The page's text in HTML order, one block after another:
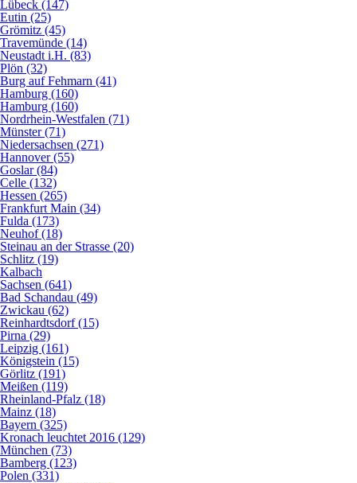
Lübeck (147)
Eutin (25)
Grömitz (45)
Travemünde (14)
Neustadt i.H. (83)
Plön (32)
Burg auf Fehmarn (41)
Hamburg (160)
Hamburg (160)
Nordrhein-Westfalen (71)
Münster (71)
Niedersachsen (271)
Hannover (55)
Goslar (84)
Celle (132)
Hessen (265)
Frankfurt Main (34)
Fulda (173)
Neuhof (18)
Steinau an der Strasse (20)
Schlitz (19)
Kalbach
Sachsen (641)
Bad Schandau (49)
Zwickau (62)
Reinhardtsdorf (15)
Pirna (29)
Leipzig (161)
Königstein (15)
Görlitz (191)
Meißen (119)
Rheinland-Pfalz (18)
Mainz (18)
Bayern (325)
Kronach leuchtet 2016 (129)
München (73)
Bamberg (123)
Polen (331)